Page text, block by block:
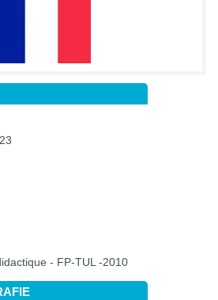
- FP-TUL -2010